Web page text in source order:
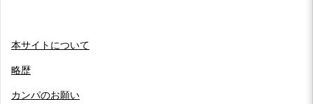
本サイトについて
略歴
カンパのお願い